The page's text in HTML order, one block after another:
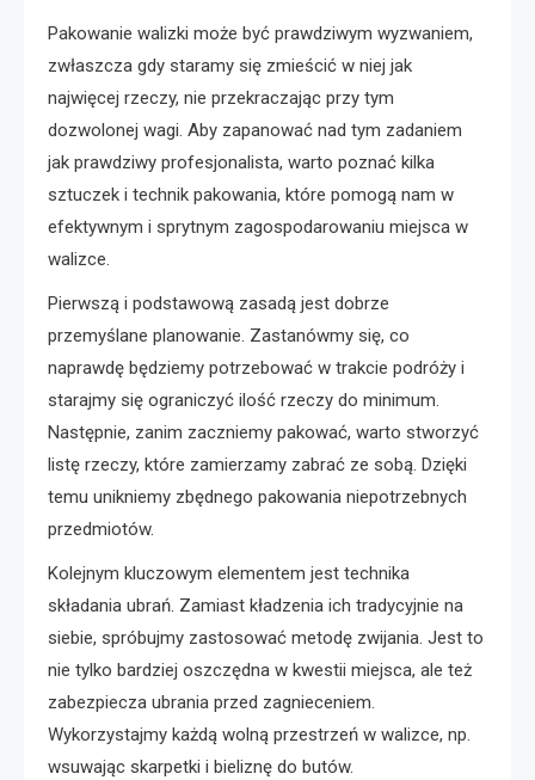
Pakowanie walizki może być prawdziwym wyzwaniem,
zwłaszcza gdy staramy się zmieścić w niej jak
najwięcej rzeczy, nie przekraczając przy tym
dozwolonej wagi. Aby zapanować nad tym zadaniem
jak prawdziwy profesjonalista, warto poznać kilka
sztuczek i technik pakowania, które pomogą nam w
efektywnym i sprytnym zagospodarowaniu miejsca w
walizce.
Pierwszą i podstawową zasadą jest dobrze
przemyślane planowanie. Zastanówmy się, co
naprawdę będziemy potrzebować w trakcie podróży i
starajmy się ograniczyć ilość rzeczy do minimum.
Następnie, zanim zaczniemy pakować, warto stworzyć
listę rzeczy, które zamierzamy zabrać ze sobą. Dzięki
temu unikniemy zbędnego pakowania niepotrzebnych
przedmiotów.
Kolejnym kluczowym elementem jest technika
składania ubrań. Zamiast kładzenia ich tradycyjnie na
siebie, spróbujmy zastosować metodę zwijania. Jest to
nie tylko bardziej oszczędna w kwestii miejsca, ale też
zabezpiecza ubrania przed zagnieceniem.
Wykorzystajmy każdą wolną przestrzeń w walizce, np.
wsuwając skarpetki i bieliznę do butów.